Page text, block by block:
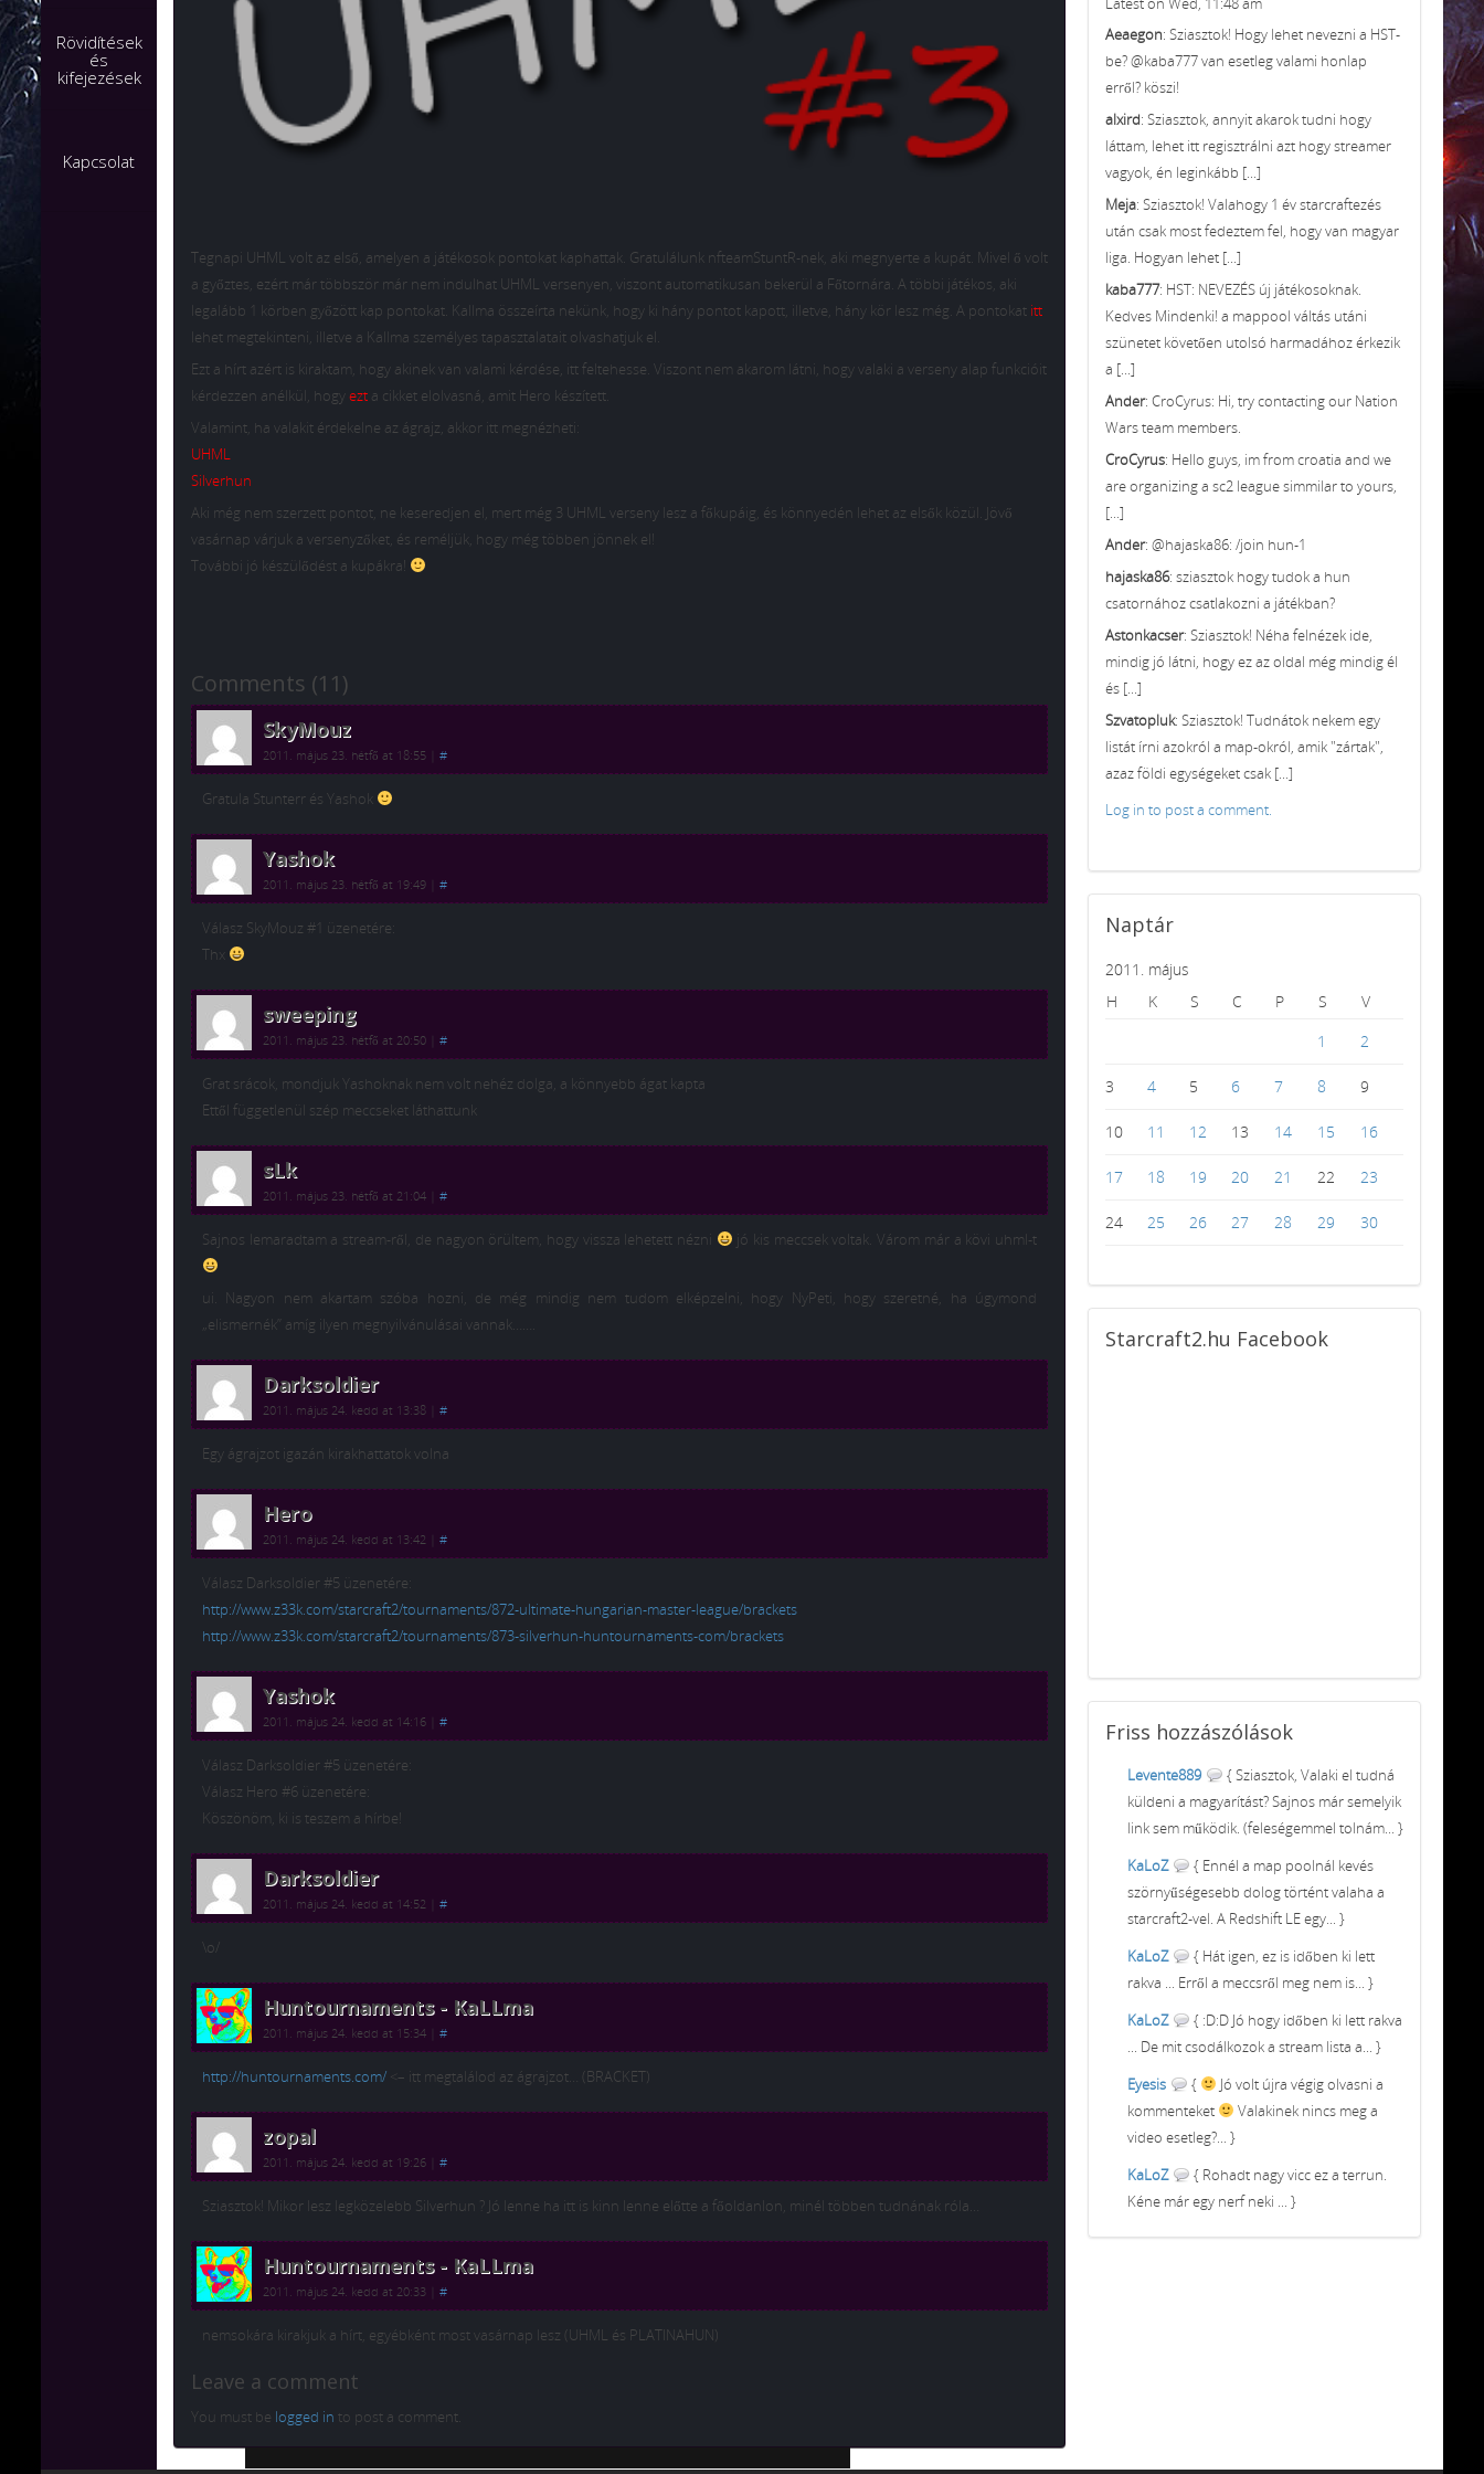
Rövidítések
és
kifejezések
Kapcsolat
Tegnapi UHML volt az első, amelyen a játékosok pontokat kaphattak. Gratulálunk nfteamStuntR-nek, aki megnyerte a kupát. Mivel ő volt
a győztes, ezért már többször már nem indulhat UHML versenyen, viszont automatikusan bekerül a Főtornára. A többi játékos, aki
legalább 1 körben győzött kap pontokat. Kallma összeírta nekünk, hogy ki hány pontot kapott, illetve, hány kör lesz még. A pontokat itt
lehet megtekinteni, illetve a Kallma személyes tapasztalatait olvashatjuk el.
Ezt a hírt azért is kiraktam, hogy akinek van valami kérdése, itt feltehesse. Viszont nem akarom látni, hogy valaki a verseny alap funkcióit
kérdezzen anélkül, hogyezt a cikket elolvasná, amit Hero készített.
Valamint, ha valakit érdekelne az ágrajz, akkor itt megnézheti:
UHML
Silverhun
Aki még nem szerzett pontot, ne keseredjen el, mert még 3 UHML verseny lesz a főkupáig, és könnyedén lehet az elsők közül. Jövő
vasárnap várjuk a versenyzőket, és reméljük, hogy még többen jönnek el!
További jó készülődést a kupákra!
Comments (11)
SkyMouz
2011. május 23. hétfő at 18:55 #
Gratula Stunterr és Yashok
Yashok
2011. május 23. hétfő at 19:49 #
Válasz SkyMouz #1 üzenetére:
Thx
sweeping
2011. május 23. hétfő at 20:50 #
Grat srácok, mondjuk Yashoknak nem volt nehéz dolga, a könnyebb ágat kapta
Ettől függetlenül szép meccseket láthattunk
sLk
2011. május 23. hétfő at 21:04 #
Sajnos lemaradtam a stream-ről, de nagyon örültem, hogy vissza lehetett nézni jó kis meccsek voltak. Várom már a kövi uhml-t
ui. Nagyon nem akartam szóba hozni, de még mindig nem tudom elképzelni, hogy NyPeti, hogy szeretné, ha úgymond
„elismernék” amíg ilyen megnyilvánulásai vannak…….
Darksoldier
2011. május 24. kedd at 13:38 #
Egy ágrajzot igazán kirakhattatok volna
Hero
2011. május 24. kedd at 13:42 #
Válasz Darksoldier #5 üzenetére:
http://www.z33k.com/starcraft2/tournaments/872-ultimate-hungarian-master-league/brackets
http://www.z33k.com/starcraft2/tournaments/873-silverhun-huntournaments-com/brackets
Yashok
2011. május 24. kedd at 14:16 #
Válasz Darksoldier #5 üzenetére:
Válasz Hero #6 üzenetére:
Köszönöm, ki is teszem a hírbe!
Darksoldier
2011. május 24. kedd at 14:52 #
\o/
Huntournaments - KaLLma
2011. május 24. kedd at 15:34 #
http://huntournaments.com/ <– itt megtalálod az ágrajzot… (BRACKET)
zopal
2011. május 24. kedd at 19:26 #
Sziasztok! Mikor lesz legközelebb Silverhun ? Jó lenne ha itt is kinn lenne előtte a főoldanlon, minél többen tudnának róla…
Huntournaments - KaLLma
2011. május 24. kedd at 20:33 #
nemsokára kirakjuk a hírt, egyébként most vasárnap lesz (UHML és PLATINAHUN)
Leave a comment
You must be logged in to post a comment.
Aeaegon: Sziasztok! Hogy lehet nevezni a HST-
be? @kaba777 van esetleg valami honlap
erről? köszi!
alxird: Sziasztok, annyit akarok tudni hogy
láttam, lehet itt regisztrálni azt hogy streamer
vagyok, én leginkább [...]
Meja: Sziasztok! Valahogy 1 év starcraftezés
után csak most fedeztem fel, hogy van magyar
liga. Hogyan lehet [...]
kaba777: HST: NEVEZÉS új játékosoknak.
Kedves Mindenki! a mappool váltás utáni
szünetet követően utolsó harmadához érkezik
a [...]
Ander: CroCyrus: Hi, try contacting our Nation
Wars team members.
CroCyrus: Hello guys, im from croatia and we
are organizing a sc2 league simmilar to yours,
[...]
Ander: @hajaska86: /join hun-1
hajaska86: sziasztok hogy tudok a hun
csatornához csatlakozni a játékban?
Astonkacser: Sziasztok! Néha felnézek ide,
mindig jó látni, hogy ez az oldal még mindig él
és [...]
Szvatopluk: Sziasztok! Tudnátok nekem egy
listát írni azokról a map-okról, amik "zártak",
azaz földi egységeket csak [...]
Log in to post a comment.
Naptár
2011. május
H
K S C P S
V
1
2
3 4 5 6 7 8 9
10 11 12 13 14 15 16
17 18 19 20 21 22 23
24 25 26 27 28 29 30
Starcraft2.hu Facebook
Friss hozzászólások
Levente889
{ Sziasztok, Valaki el tudná
küldeni a magyarítást? Sajnos már semelyik
link sem működik. (feleségemmel tolnám... }
KaLoZ
{ Ennél a map poolnál kevés
szörnyűségesebb dolog történt valaha a
starcraft2-vel. A Redshift LE egy... }
KaLoZ
{ Hát igen, ez is időben ki lett
rakva ... Erről a meccsről meg nem is... }
KaLoZ
{ :D:D Jó hogy időben ki lett rakva
... De mit csodálkozok a stream lista a... }
Eyesis
{
Jó volt újra végig olvasni a
kommenteket
Valakinek nincs meg a
video esetleg?... }
KaLoZ
{ Rohadt nagy vicc ez a terrun.
Kéne már egy nerf neki ... }